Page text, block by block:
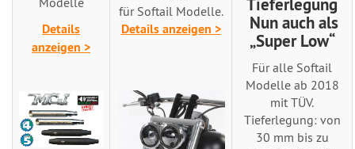
Details
anzeigen >
für Softail Modelle.
Details anzeigen >
Nun auch als
„Super Low“
Für alle Softail
Modelle ab 2018
mit TÜV.
Tieferlegung: von
30 mm bis zu